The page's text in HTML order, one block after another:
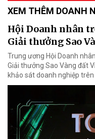
XEM THÊM DOANH
Hội Doanh nhân
Giải thưởng Sao
Trung ương Hội Doanh
Giải thưởng Sao Vàng đất
khảo sát doanh nghiệp